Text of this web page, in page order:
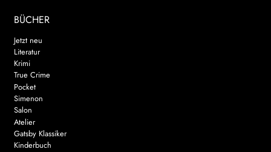
BÜCHER
Jetzt neu
Literatur
Krimi
True Crime
Pocket
Simenon
Salon
Atelier
Gatsby Klassiker
Kinderbuch